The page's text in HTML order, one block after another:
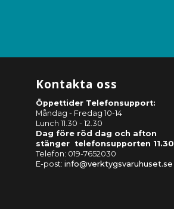
Kontakta oss
Öppettider Telefonsupport:
Måndag - Fredag 10-14
Lunch 11.30 - 12.30
Dag före röd dag och afton
stänger telefonsupporten 11.30
Telefon: 019-7652030
E-post: info@verktygsvaruhuset.se